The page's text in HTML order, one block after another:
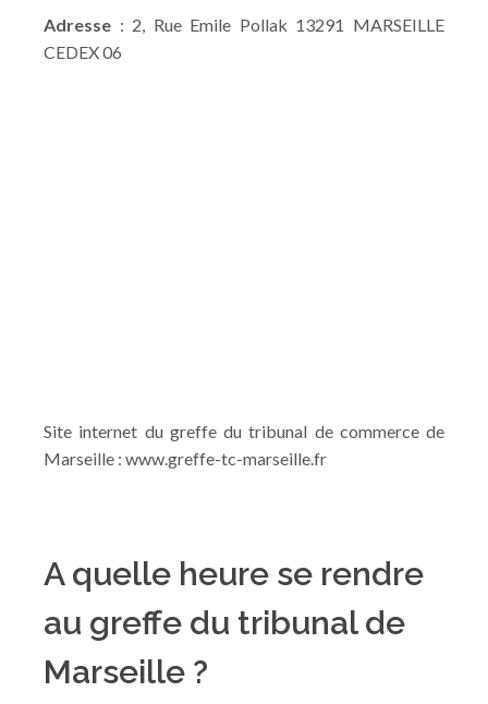
Adresse : 2, Rue Emile Pollak 13291 MARSEILLE
CEDEX 06
Site internet du greffe du tribunal de commerce de
Marseille : www.greffe-tc-marseille.fr
A quelle heure se rendre
au greffe du tribunal de
Marseille ?